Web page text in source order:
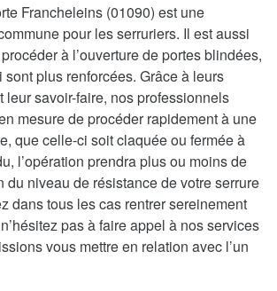
Francheleins (01090) est une
pour les serruriers. Il est aussi
à l’ouverture de portes blindées,
plus renforcées. Grâce à leurs
leur savoir-faire, nos professionnels
mesure de procéder rapidement à une
que celle-ci soit claquée ou fermée à
l’opération prendra plus ou moins de
du niveau de résistance de votre serrure
dans tous les cas rentrer sereinement
pas à faire appel à nos services
vous mettre en relation avec l’un